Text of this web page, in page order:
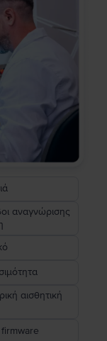
αναγνώρισης
αισθητική
firmware